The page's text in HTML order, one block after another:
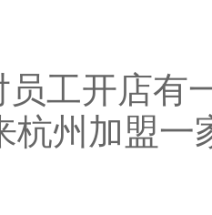
工开店有
杭州加盟